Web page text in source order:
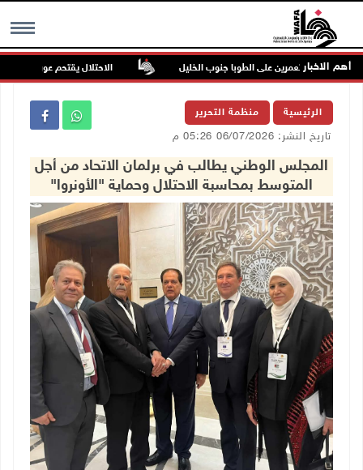
MENU أهم الاخبار
للمستعمرين على الطوبا جنوب الخليل الاحتلال يقتحم عورتا جنوب
الرئيسية منظمة التحرير
تاريخ النشر: 06/07/2026 05:26 م
المجلس الوطني يطالب في برلمان الاتحاد من أجل
المتوسط بمحاسبة الاحتلال وحماية "الأونروا"